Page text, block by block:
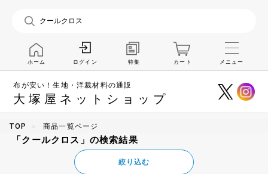
布が安い！生地・洋裁材料の通販
大塚屋ネットショップ
ホーム ログイン 特集 カート メニュー
TOP 商品一覧ページ
「クールクロス」の検索結果
絞り込む